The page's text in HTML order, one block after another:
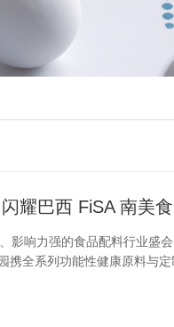
响力强的食品配料行业盛
携全系列功能性健康原料与
研发团队全程驻守展位，为
试样、锁定长期合作意向，